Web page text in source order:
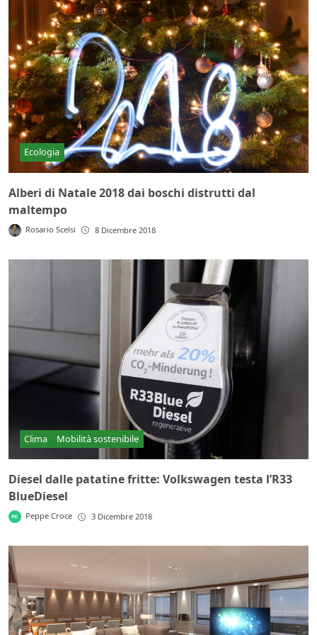
Ecologia
Alberi di Natale 2018 dai boschi distrutti dal
maltempo
Rosario Scelsi 8 Dicembre 2018
Clima Mobilità sostenibile
Diesel dalle patatine fritte: Volkswagen testa l’R33
BlueDiesel
Peppe Croce 3 Dicembre 2018